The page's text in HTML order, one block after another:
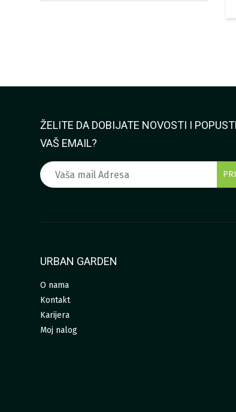
ŽELITE DA DOBIJATE NOVOSTI I
VAŠ EMAIL?
URBAN GARDEN
O nama
Kontakt
Karijera
Moj nalog